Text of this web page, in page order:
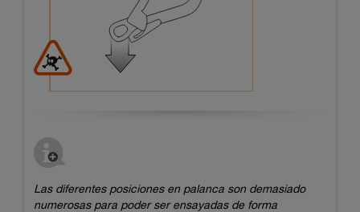
Las diferentes posiciones en palanca son demasiado
numerosas para poder ser ensayadas de forma